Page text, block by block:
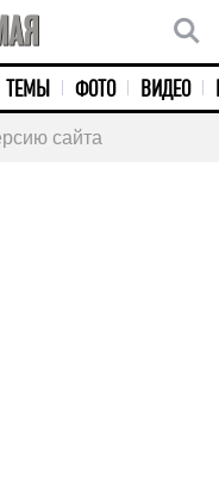
ТЕМЫ ФОТО ВИДЕО
сайта